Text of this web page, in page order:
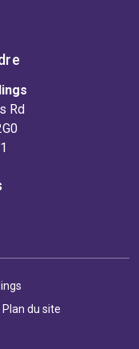
Rd
Plan du site